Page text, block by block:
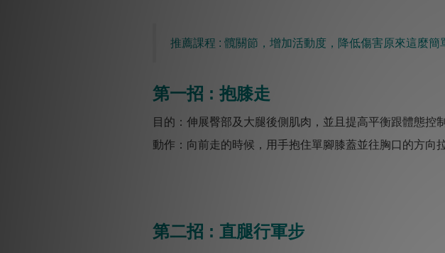
推薦課程 : 髖關節，增加活動度，降低傷害原來這麼簡
第一招 : 抱膝走
目的：伸展臀部及大腿後側肌肉，並且提高平衡跟體態控制
動作：向前走的時候，用手抱住單腳膝蓋並往胸口的方向
第二招 : 直腿行軍步